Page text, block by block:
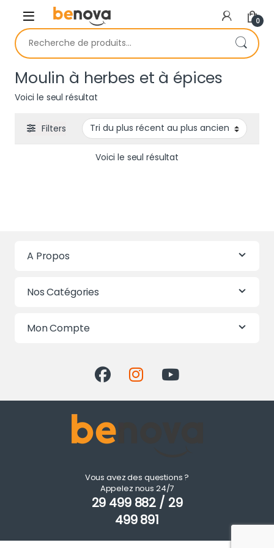
Skip to navigation
Skip to content
0
Recherche pour :
Moulin à herbes et à épices
Voici le seul résultat
Filters
Voici le seul résultat
A Propos
Nos Catégories
Mon Compte
Vous avez des questions ?
Appelez nous 24/7
29 499 882 / 29
499 891